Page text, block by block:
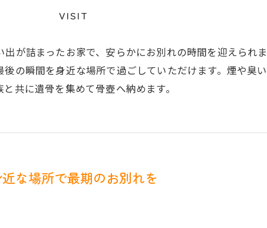
VISIT
が詰まったお家で、安らかにお別れの時間を迎えられ
の瞬間を身近な場所で過ごしていただけます。煙や臭
共に遺骨を集めて骨壺へ納めます。
な場所で最期のお別れを